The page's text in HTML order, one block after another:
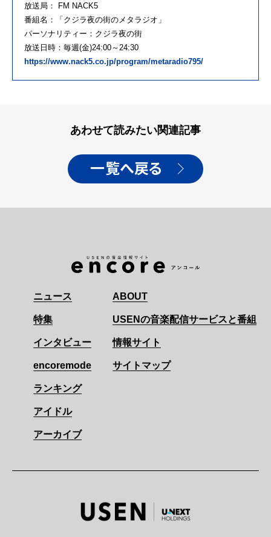
放送局： FM NACK5
番組名：「クジラ夜の街のメタラジオ」
パーソナリティー：クジラ夜の街
放送日時：毎週(金)24:00～24:30
https://www.nack5.co.jp/program/metaradio795/
あわせて読みたい関連記事
一覧へ戻る
ニュース
特集
インタビュー
encoremode
ランキング
アイドル
アーカイブ
ABOUT
USENの音楽配信サービスと番組
情報サイト
サイトマップ